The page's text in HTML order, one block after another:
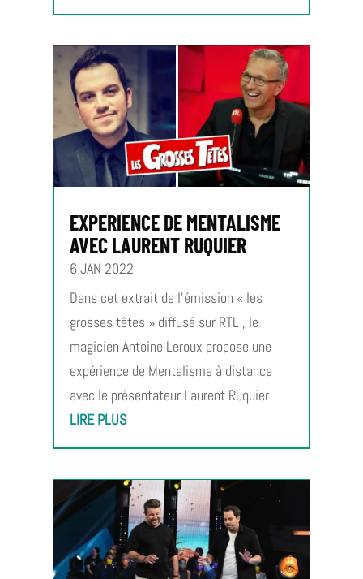
EXPERIENCE DE MENTALISME
AVEC LAURENT RUQUIER
6 JAN 2022
Dans cet extrait de l’émission « les
grosses têtes » diffusé sur RTL , le
magicien Antoine Leroux propose une
expérience de Mentalisme à distance
avec le présentateur Laurent Ruquier
LIRE PLUS